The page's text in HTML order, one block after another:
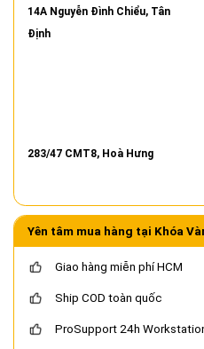
14A Nguyễn Đình Chiểu, Tân
Định
283/47 CMT8, Hoà Hưng
Yên tâm mua hàng tại Khóa
Giao hàng miễn phí HCM
Ship COD toàn quốc
ProSupport 24h